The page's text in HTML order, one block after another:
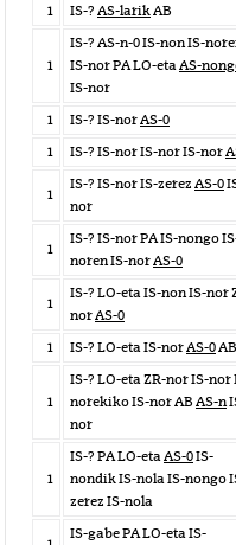
1
IS-? AS-larikAB
1
IS-? AS-n-0 IS-non IS-
IS-nor PA LO-etaAS-
IS-nor
1
IS-? IS-norAS-0
1
IS-? IS-nor IS-nor IS-nor
1
IS-? IS-nor IS-zerez AS-0
nor
1
IS-? IS-nor PA IS-nongo
noren IS-norAS-0
1
IS-? LO-eta IS-non IS-nor
norAS-0
1
IS-? LO-eta IS-norAS-0AB
1
IS-? LO-eta ZR-nor IS-nor
norekiko IS-nor AB AS-n
nor
1
IS-? PA LO-etaAS-0IS-
nondik IS-nola IS-nongo
zerez IS-nola
IS-gabe PA LO-eta IS-